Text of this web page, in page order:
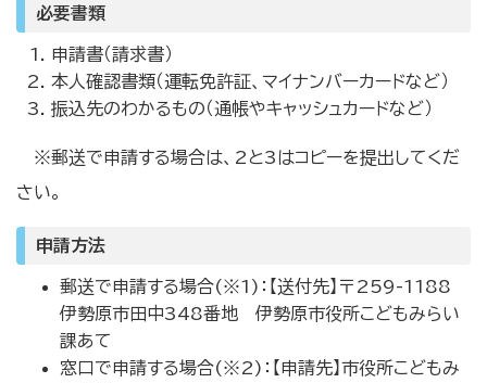
必要書類
申請書（請求書）
本人確認書類（運転免許証、マイナンバーカードなど）
振込先のわかるもの（通帳やキャッシュカードなど）
※郵送で申請する場合は、2と3はコピーを提出してくだ
さい。
申請方法
郵送で申請する場合(※1)：【送付先】〒259-1188
伊勢原市田中348番地 伊勢原市役所こどもみらい
課あて
窓口で申請する場合(※2)：【申請先】市役所こどもみ